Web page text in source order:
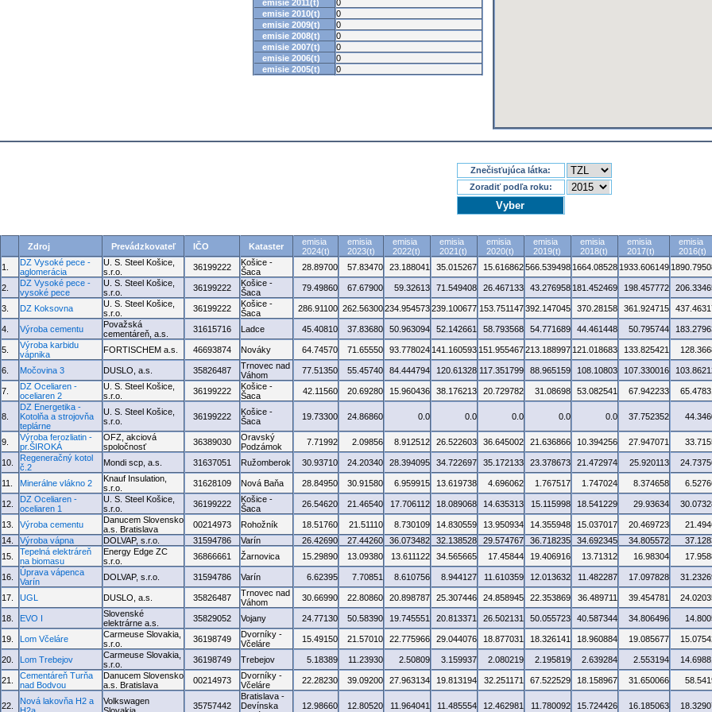
emisie 2011(t)
0
emisie 2010(t)
0
emisie 2009(t)
0
emisie 2008(t)
0
emisie 2007(t)
0
emisie 2006(t)
0
emisie 2005(t)
0
Znečisťujúca látka:
Zoradiť podľa roku:
Zdroj Prevádzkovateľ IČO Kataster
emisia
2024(t)
emisia
2023(t)
emisia
2022(t)
emisia
2021(t)
emisia
2020(t)
emisia
2019(t)
emisia
2018(t)
emisia
2017(t)
emisia
2016(t)
1.
DZ Vysoké pece -
aglomerácia
U. S. Steel Košice,
s.r.o.
36199222
Košice -
Šaca
28.89700 57.83470 23.188041 35.015267 15.616862566.539498 1664.08528 1933.606149
2.
DZ Vysoké pece -
vysoké pece
U. S. Steel Košice,
s.r.o.
36199222
Košice -
Šaca
79.49860 67.67900 59.32613 71.549408 26.467133 43.276958 181.452469 198.457772
3. DZ Koksovna
U. S. Steel Košice,
s.r.o.
36199222
Košice -
Šaca
286.91100 262.56300234.954573239.100677 153.751147392.147045 370.28158 361.924715
4. Výroba cementu
Považská
cementáreň, a.s.
31615716 Ladce 45.40810 37.83680 50.963094 52.142661 58.793568 54.771689 44.461448 50.795744
5.
Výroba karbidu
vápnika
FORTISCHEM a.s. 46693874 Nováky 64.74570 71.65550 93.778024 141.160593 151.955467213.188997 121.018683 133.825421
6. Močovina 3 DUSLO, a.s. 35826487
Trnovec nad
Váhom
77.51350 55.45740 84.444794 120.61328 117.351799 88.965159 108.10803 107.330016
7.
DZ Oceliaren -
oceliaren 2
U. S. Steel Košice,
s.r.o.
36199222
Košice -
Šaca
42.11560 20.69280 15.960436 38.176213 20.729782 31.08698 53.082541 67.942233
8.
DZ Energetika -
Kotolňa a strojovňa
teplárne
U. S. Steel Košice,
s.r.o.
36199222
Košice -
Šaca
19.73300 24.86860 0.0 0.0 0.0 0.0 0.0 37.752352
9.
Výroba ferozliatin -
pr.ŠIROKÁ
OFZ, akciová
spoločnosť
36389030
Oravský
Podzámok
7.71992 2.09856 8.912512 26.522603 36.645002 21.636866 10.394256 27.947071
10.
Regeneračný kotol
č.2
Mondi scp, a.s. 31637051 Ružomberok 30.93710 24.20340 28.394095 34.722697 35.172133 23.378673 21.472974 25.920113
11. Minerálne vlákno 2
Knauf Insulation,
s.r.o.
31628109 Nová Baňa 28.84950 30.91580 6.959915 13.619738 4.696062 1.767517 1.747024 8.374658
12.
DZ Oceliaren -
oceliaren 1
U. S. Steel Košice,
s.r.o.
36199222
Košice -
Šaca
26.54620 21.46540 17.706112 18.089068 14.635313 15.115998 18.541229 29.93634
13. Výroba cementu
Danucem Slovensko
a.s. Bratislava
00214973 Rohožník 18.51760 21.51110 8.730109 14.830559 13.950934 14.355948 15.037017 20.469723
14.
Výroba vápna DOLVAP, s.r.o. 31594786 Varín 26.42690 27.44260 36.073482 32.138528 29.574767 36.718235 34.692345 34.805572
15.
Tepelná elektráreň
na biomasu
Energy Edge ZC
s.r.o.
36866661 Žarnovica 15.29890 13.09380 13.611122 34.565665 17.45844 19.406916 13.71312 16.98304
16.
Úprava vápenca
Varín
DOLVAP, s.r.o. 31594786 Varín 6.62395 7.70851 8.610756 8.944127 11.610359 12.013632 11.482287 17.097828
17. UGL DUSLO, a.s. 35826487
Trnovec nad
Váhom
30.66990 22.80860 20.898787 25.307446 24.858945 22.353869 36.489711 39.454781
18. EVO I
Slovenské
elektrárne a.s.
35829052 Vojany 24.77130 50.58390 19.745551 20.813371 26.502131 50.055723 40.587344 34.806496
19. Lom Včeláre
Carmeuse Slovakia,
s.r.o.
36198749
Dvorníky -
Včeláre
15.49150 21.57010 22.775966 29.044076 18.877031 18.326141 18.960884 19.085677
20. Lom Trebejov
Carmeuse Slovakia,
s.r.o.
36198749 Trebejov 5.18389 11.23930 2.50809 3.159937 2.080219 2.195819 2.639284 2.553194
21.
Cementáreň Turňa
nad Bodvou
Danucem Slovensko
a.s. Bratislava
00214973
Dvorníky -
Včeláre
22.28230 39.09200 27.963134 19.813194 32.251171 67.522529 18.158967 31.650066
22.
Nová lakovňa H2 a
Volkswagen
35757442
Bratislava -
Devínska
12.98660 12.80520 11.964041 11.485554 12.462981 11.780092 15.724426 16.185063